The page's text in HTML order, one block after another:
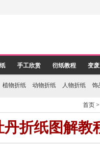
手工欣赏 衍纸教程 变
植物折纸 动物折纸 人物折纸 饰
首页
丹折纸图解教